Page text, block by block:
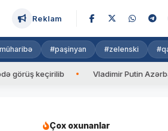
Reklam
#paşinyan #zelenski
Vladimir Putin Azərbaycan
Çox oxunanlar